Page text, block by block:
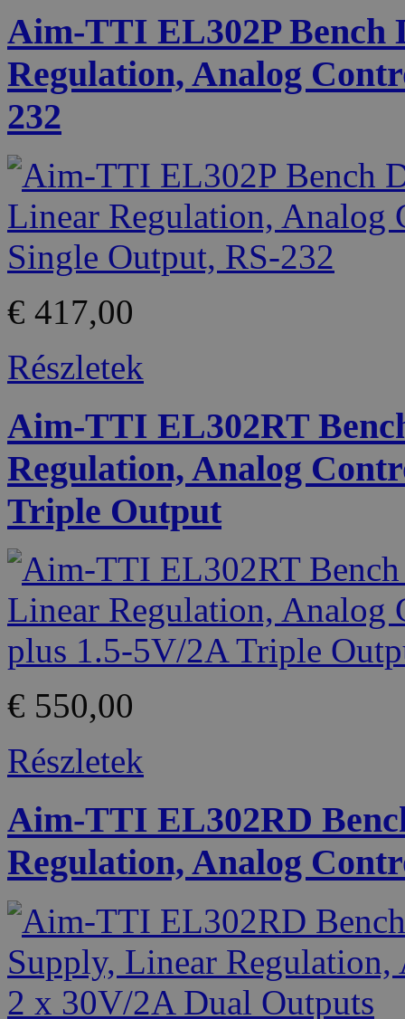
Aim-TTI EL302P Bench
Regulation, Analog
232
€ 417,00
Részletek
Aim-TTI EL302RT
Regulation, Analog
Triple Output
€ 550,00
Részletek
Aim-TTI EL302RD
Regulation, Analog